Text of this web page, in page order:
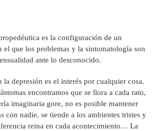
es la configuración de un
el que los problemas y la sintomatología son
ante lo desconocido.
la depresión es el interés por cualquier cosa.
encontramos que se llora a cada rato,
imaginaria gore, no es posible mantener
con nadie, se tiende a los ambientes tristes y
reina en cada acontecimiento… La